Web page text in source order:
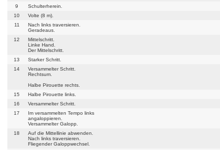
9
Schulterherein.
10
Volte (8 m).
11
Nach links traversieren.
Geradeaus.
12
Mittelschritt.
Linke Hand.
Der Mittelschritt.
13
Starker Schritt.
14
Versammelter Schritt.
Rechtsum.
Halbe Pirouette rechts.
15
Halbe Pirouette links.
16
Versammelter Schritt.
17
Im versammelten Tempo links
angaloppieren.
Versammelter Galopp.
18
Auf die Mittellinie abwenden.
Nach links traversieren.
Fliegender Galoppwechsel.